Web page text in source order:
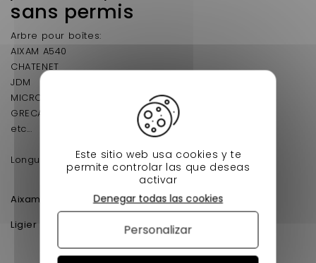
sans permis
Arbre pour boîtes:
AIXAM A540
CHATENET
JDM
MICROCAR
GRECAV
etc...
Longueur totale = 255 mm
Aixam : Aixam 540
Ligier :
Ligier Optima - VJRJS14
Microcar Virgo 1-2-3 - VH840BBL0
Este sitio web usa cookies y te
permite controlar las que deseas
activar
Denegar todas las cookies
Personalizar